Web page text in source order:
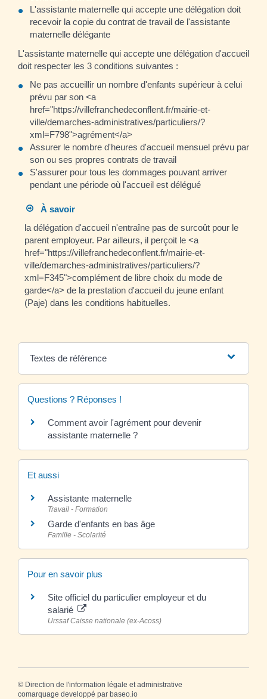
L'assistante maternelle qui accepte une délégation doit
recevoir la copie du contrat de travail de l'assistante
maternelle délégante
L'assistante maternelle qui accepte une délégation d'accueil
doit respecter les 3 conditions suivantes :
Ne pas accueillir un nombre d'enfants supérieur à celui
prévu par son <a
href="https://villefranchedeconflent.fr/mairie-et-
ville/demarches-administratives/particuliers/?
xml=F798">agrément</a>
Assurer le nombre d'heures d'accueil mensuel prévu par
son ou ses propres contrats de travail
S'assurer pour tous les dommages pouvant arriver
pendant une période où l'accueil est délégué
À savoir
la délégation d'accueil n'entraîne pas de surcoût pour le
parent employeur. Par ailleurs, il perçoit le <a
href="https://villefranchedeconflent.fr/mairie-et-
ville/demarches-administratives/particuliers/?
xml=F345">complément de libre choix du mode de
garde</a> de la prestation d'accueil du jeune enfant
(Paje) dans les conditions habituelles.
Textes de référence
Questions ? Réponses !
Comment avoir l'agrément pour devenir
assistante maternelle ?
Et aussi
Assistante maternelle
Travail - Formation
Garde d'enfants en bas âge
Famille - Scolarité
Pour en savoir plus
Site officiel du particulier employeur et du
salarié
Urssaf Caisse nationale (ex-Acoss)
© Direction de l'information légale et administrative
comarquage developpé par baseo.io